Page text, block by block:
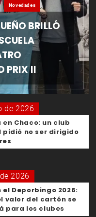
Novedades
BRILLÓ
PRIX II
de 2026
en Chaco: un club
pidió no ser dirigido
2026
el Deporbingo 2026:
valor del cartón se
para los clubes